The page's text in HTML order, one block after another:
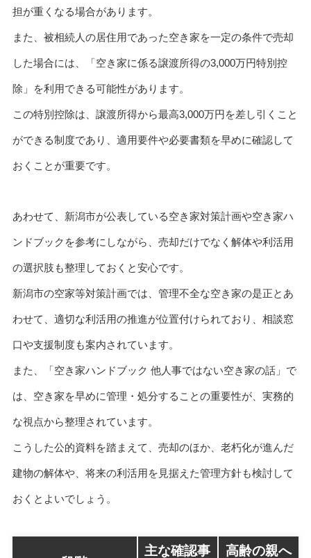
担が重くなる場合があります。
また、被相続人の居住用であった空き家を一定の条件で売却
した場合には、「空き家に係る譲渡所得の3,000万円特別控
除」を利用できる可能性があります。
この特別控除は、譲渡所得から最高3,000万円を差し引くこと
ができる制度であり、適用要件や必要書類を早めに確認して
おくことが重要です。
あわせて、新潟市が公表している空き家対策計画や空き家ハ
ンドブックを参考にしながら、売却だけでなく解体や利活用
の選択肢も整理しておくと安心です。
新潟市の空家等対策計画では、管理不全な空き家の是正とあ
わせて、適切な利活用の推進が位置付けられており、相談窓
口や支援制度も案内されています。
また、「空き家ハンドブック 他人事ではない空き家の話」で
は、空き家を早めに管理・処分することの重要性が、実務的
な視点から整理されています。
こうした公的資料を踏まえて、売却のほか、老朽化が進んだ
建物の解体や、将来の利活用を見据えた管理方針も検討して
おくとよいでしょう。
主な確認事 高齢の親へ